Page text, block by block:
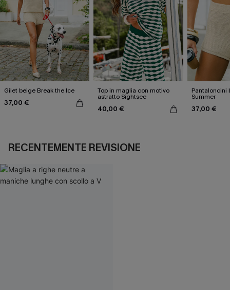
Gilet beige Break the Ice
37,00 €
Top in maglia con motivo
astratto Sightsee
40,00 €
Pantaloncini
Summer
37,00 €
RECENTEMENTE REVISIONE